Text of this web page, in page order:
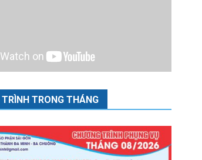
TRÌNH TRONG THÁNG